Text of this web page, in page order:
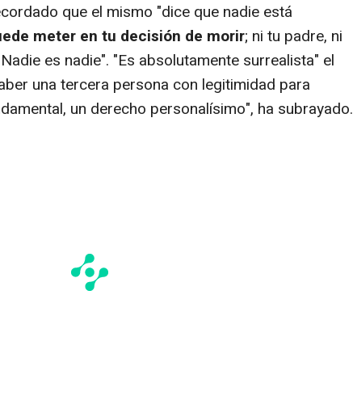
que el mismo "dice que nadie está
meter en tu decisión de morir; ni tu padre, ni
es nadie". "Es absolutamente surrealista" el
una tercera persona con legitimidad para
un derecho personalísimo", ha subrayado.